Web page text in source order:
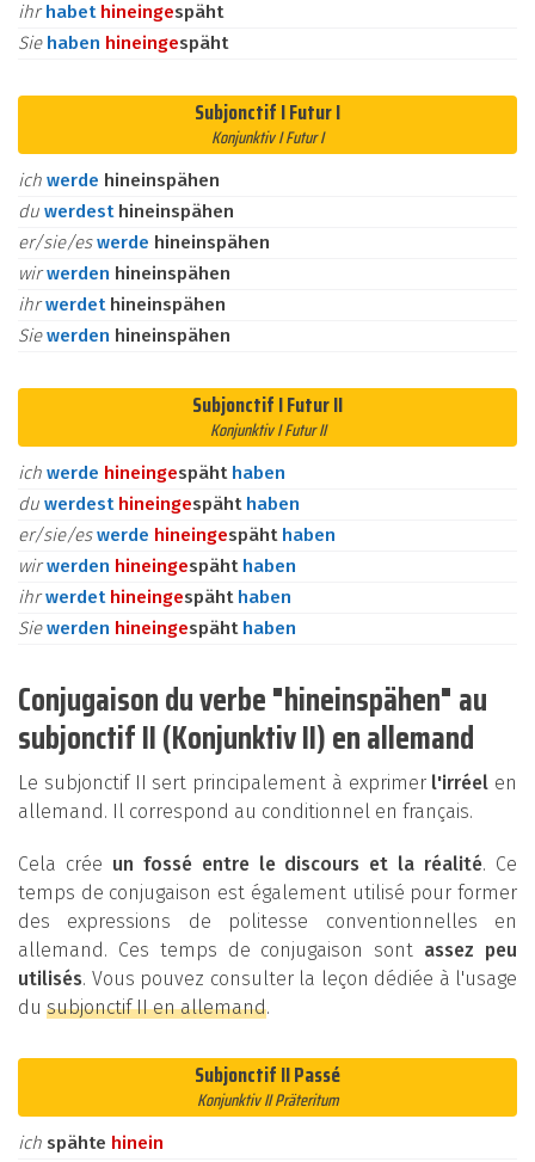
ihrhabet hineingespäht
Sie haben hineingespäht
Subjonctif I Futur I
Konjunktiv I Futur I
ich werde hineinspähen
du werdest hineinspähen
er/sie/eswerde hineinspähen
wirwerden hineinspähen
ihrwerdet hineinspähen
Siewerden hineinspähen
Subjonctif I Futur II
Konjunktiv I Futur II
ich werde hineingespäht haben
du werdest hineingespäht haben
er/sie/eswerde hineingespäht haben
wirwerden hineingespäht haben
ihrwerdet hineingespäht haben
Siewerden hineingespäht haben
Conjugaison du verbe "hineinspähen" au
subjonctif II (Konjunktiv II) en allemand
Le subjonctif II sert principalement à exprimer l'irréel en
allemand. Il correspond au conditionnel en français.
Cela crée un fossé entre le discours et la réalité. Ce
temps de conjugaison est également utilisé pour former
des expressions de politesse conventionnelles en
allemand. Ces temps de conjugaison sont assez peu
utilisés. Vous pouvez consulter la leçon dédiée à l'usage
du subjonctif II en allemand.
Subjonctif II Passé
Konjunktiv II Präteritum
ich spähte hinein